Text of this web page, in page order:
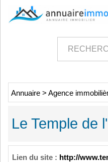
Annuaire > Agence
Le Temple de
Lien du site : http://